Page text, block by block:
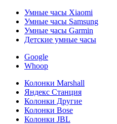
Умные часы Xiaomi
Умные часы Samsung
Умные часы Garmin
Детские умные часы
Google
Whoop
Колонки Marshall
Яндекс Станция
Колонки Другие
Колонки Bose
Колонки JBL